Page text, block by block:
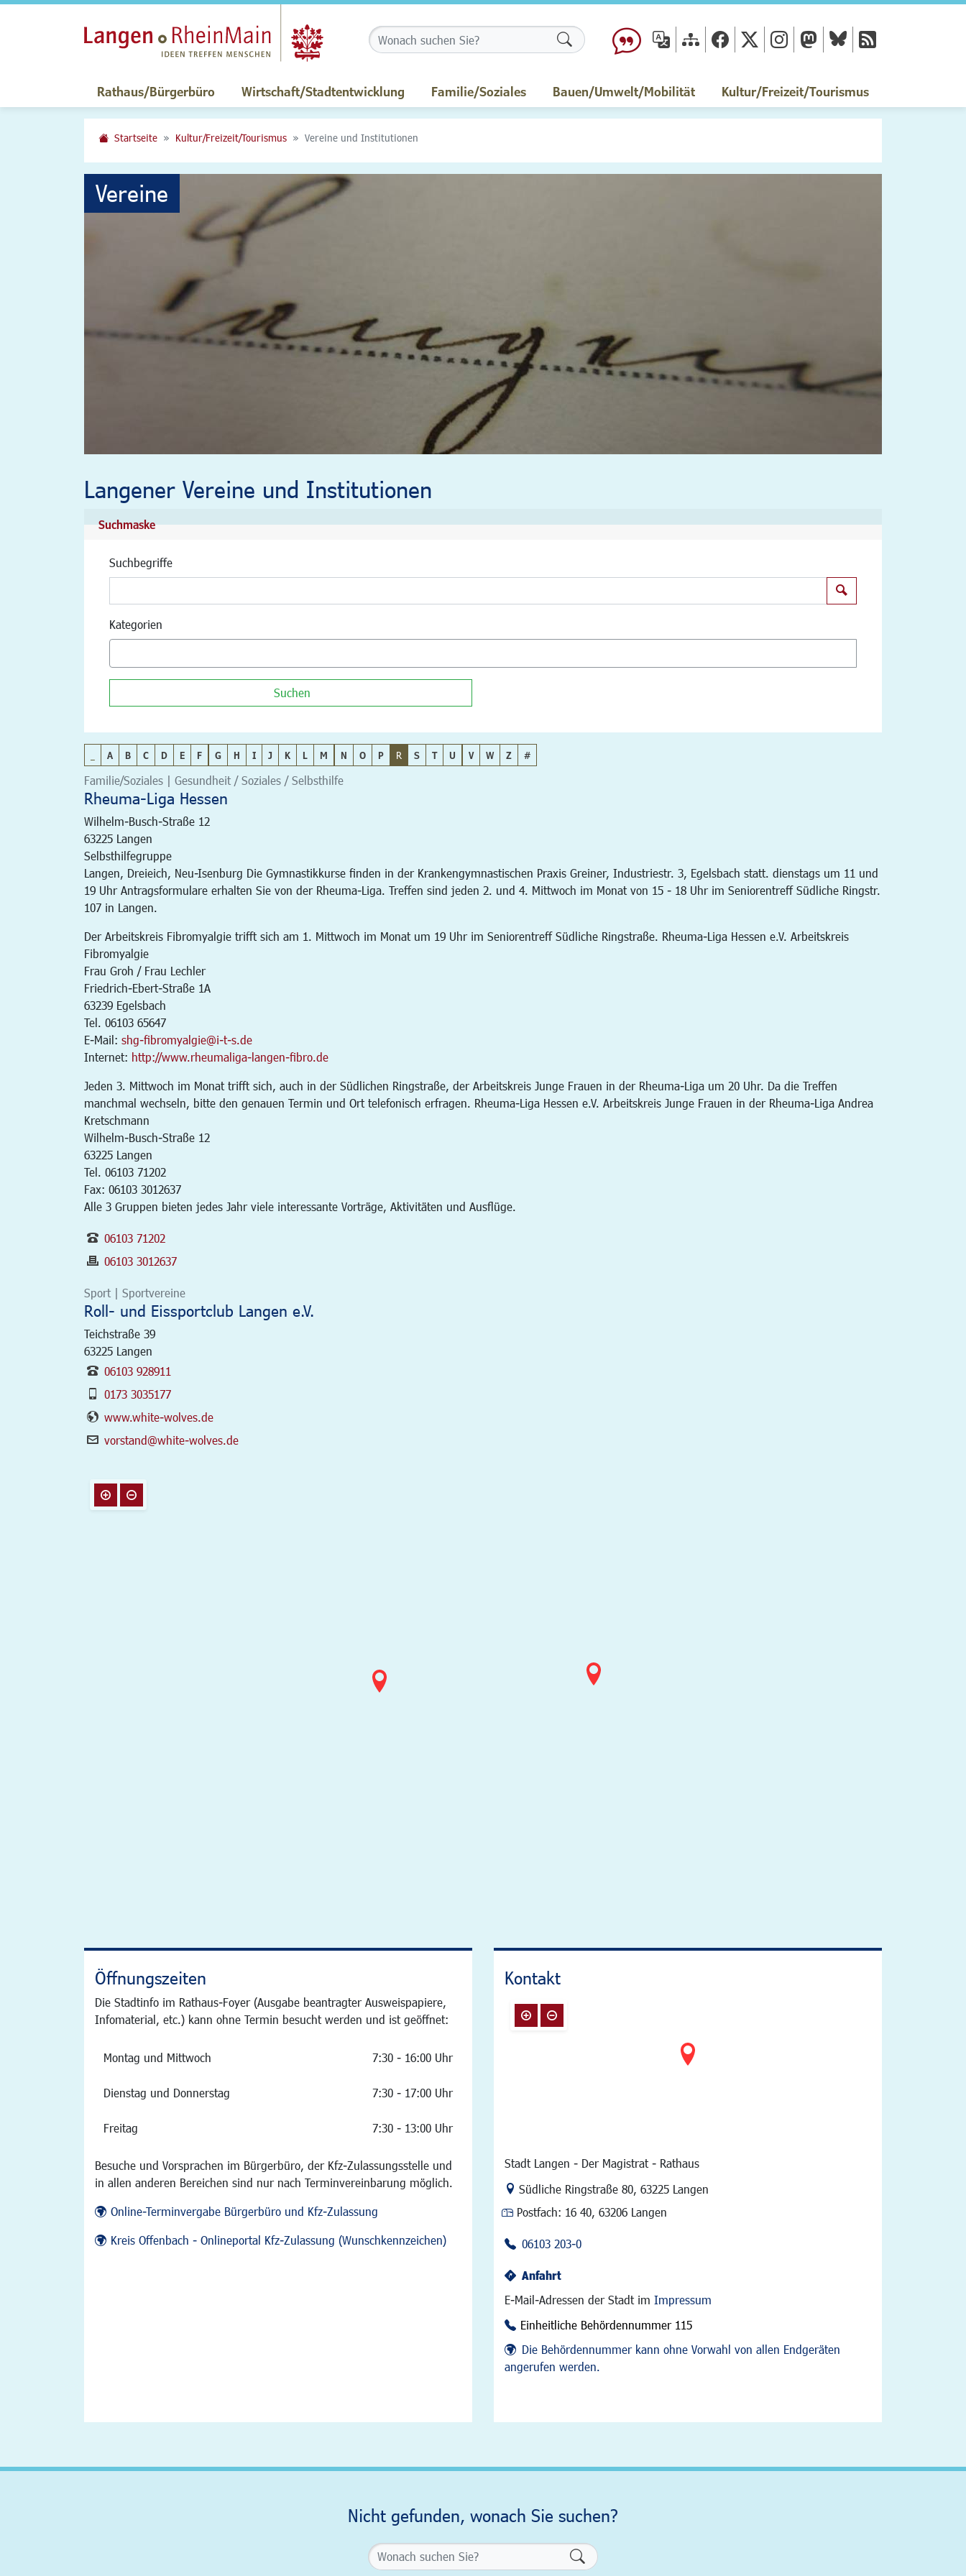
Formularschaltfläche
Rathaus/Bürgerbüro Wirtschaft/Stadtentwicklung Familie/Soziales Bauen/Umwelt/Mobilität Kultur/Freizeit/Tourismus
Startseite Kultur/Freizeit/Tourismus Vereine und Institutionen
Vereine
Langener Vereine und Institutionen
Suchmaske
Suchbegriffe
Kategorien
Suchen
A B C D E F G H I J K L M N O P R S T U V W Z #
Familie/Soziales | Gesundheit / Soziales / Selbsthilfe
Rheuma-Liga Hessen
Wilhelm-Busch-Straße 12
63225 Langen
Selbsthilfegruppe
Langen, Dreieich, Neu-Isenburg Die Gymnastikkurse finden in der Krankengymnastischen Praxis Greiner, Industriestr. 3, Egelsbach statt. dienstags um 11 und
19 Uhr Antragsformulare erhalten Sie von der Rheuma-Liga. Treffen sind jeden 2. und 4. Mittwoch im Monat von 15 - 18 Uhr im Seniorentreff Südliche Ringstr.
107 in Langen.
Der Arbeitskreis Fibromyalgie trifft sich am 1. Mittwoch im Monat um 19 Uhr im Seniorentreff Südliche Ringstraße. Rheuma-Liga Hessen e.V. Arbeitskreis
Fibromyalgie
Frau Groh / Frau Lechler
Friedrich-Ebert-Straße 1A
63239 Egelsbach
Tel. 06103 65647
E-Mail: shg-fibromyalgie@i-t-s.de
Internet: http://www.rheumaliga-langen-fibro.de
Jeden 3. Mittwoch im Monat trifft sich, auch in der Südlichen Ringstraße, der Arbeitskreis Junge Frauen in der Rheuma-Liga um 20 Uhr. Da die Treffen
manchmal wechseln, bitte den genauen Termin und Ort telefonisch erfragen. Rheuma-Liga Hessen e.V. Arbeitskreis Junge Frauen in der Rheuma-Liga Andrea
Kretschmann
Wilhelm-Busch-Straße 12
63225 Langen
Tel. 06103 71202
Fax: 06103 3012637
Alle 3 Gruppen bieten jedes Jahr viele interessante Vorträge, Aktivitäten und Ausflüge.
06103 71202
06103 3012637
Sport | Sportvereine
Roll- und Eissportclub Langen e.V.
Teichstraße 39
63225 Langen
06103 928911
0173 3035177
www.white-wolves.de
vorstand@white-wolves.de
Öffnungszeiten
Die Stadtinfo im Rathaus-Foyer (Ausgabe beantragter Ausweispapiere,
Infomaterial, etc.) kann ohne Termin besucht werden und ist geöffnet:
Montag und Mittwoch 7:30 - 16:00 Uhr
Dienstag und Donnerstag 7:30 - 17:00 Uhr
Freitag 7:30 - 13:00 Uhr
Besuche und Vorsprachen im Bürgerbüro, der Kfz-Zulassungsstelle und
in allen anderen Bereichen sind nur nach Terminvereinbarung möglich.
Online-Terminvergabe Bürgerbüro und Kfz-Zulassung
Kreis Offenbach - Onlineportal Kfz-Zulassung (Wunschkennzeichen)
Kontakt
Stadt Langen - Der Magistrat - Rathaus
Link zur Google-Maps Navigation
Südliche Ringstraße 80, 63225 Langen
Postfach: 16 40, 63206 Langen
06103 203-0
Anfahrt
E-Mail-Adressen der Stadt im Impressum
Einheitliche Behördennummer 115
Die Behördennummer kann ohne Vorwahl von allen Endgeräten
angerufen werden.
Nicht gefunden, wonach Sie suchen?
Formularschaltfläche